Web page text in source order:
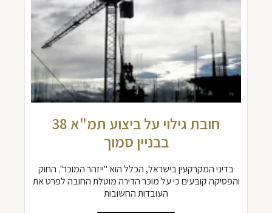
חובת גילוי על ביצוע תמ"א 38
בבניין סמוך
בדיני המקרקעין בישראל, הכלל הוא "ייזהר המוכר". החוק
והפסיקה קובעים כי על מוכר הדירה מוטלת החובה לפרט את
העובדות החשובות